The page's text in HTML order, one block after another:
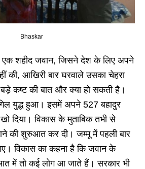
Bhaskar
एक शहीद जवान, जिसने देश के लिए अपने
की, आखिरी बार घरवाले उसका चेहरा
कष्ट की बात और क्या हो सकती है।
युद्ध हुआ। इसमें अपने 527 बहादुर
दिया। विकास के मुताबिक तभी से
की शुरुआत कर दी। जम्मू में पहली बार
विकास का कहना है कि जवान के
में तो कई लोग आ जाते हैं। सरकार भी